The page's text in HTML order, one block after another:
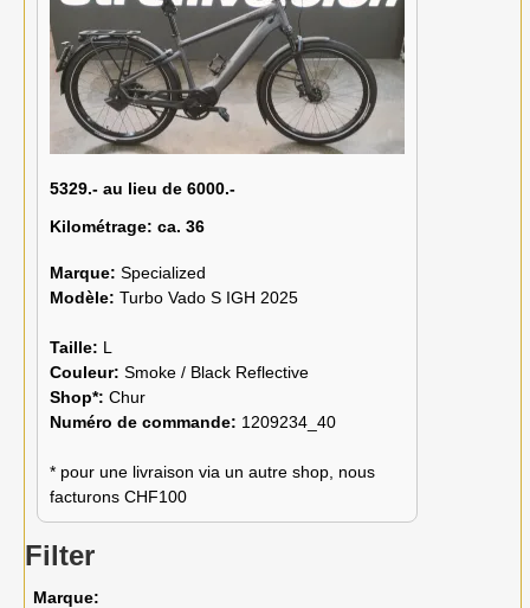
5329.- au lieu de 6000.-
Kilométrage: ca. 36
Marque: Specialized
Modèle: Turbo Vado S IGH 2025
Taille: L
Couleur: Smoke / Black Reflective
Shop*: Chur
Numéro de commande: 1209234_40
* pour une livraison via un autre shop, nous
facturons CHF100
Filter
Marque